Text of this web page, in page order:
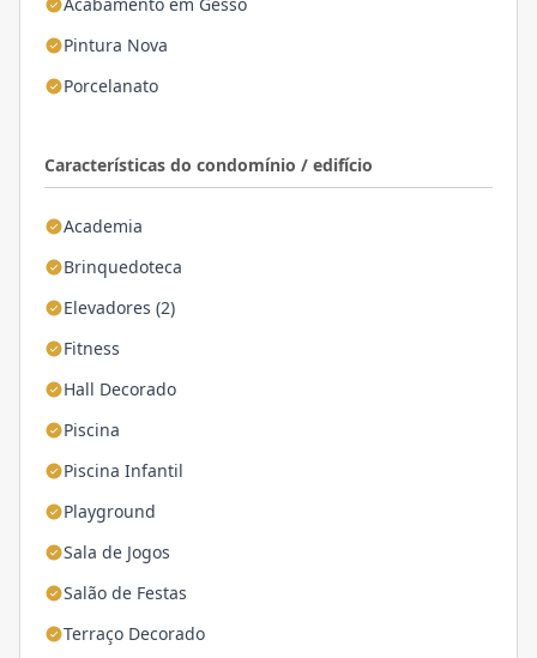
Pintura Nova
Porcelanato
Características do condomínio / edifício
Academia
Brinquedoteca
Elevadores (2)
Fitness
Hall Decorado
Piscina
Piscina Infantil
Playground
Sala de Jogos
Salão de Festas
Terraço Decorado